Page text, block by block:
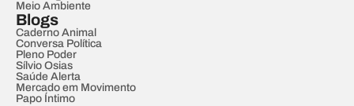
Meio Ambiente
Blogs
Caderno Animal
Conversa Política
Pleno Poder
Sílvio Osias
Saúde Alerta
Mercado em Movimento
Papo Íntimo